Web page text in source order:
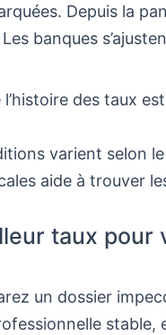
Depuis la
banques
des taux
varient selon
aide à trouver
taux pour
un dossier
stable,